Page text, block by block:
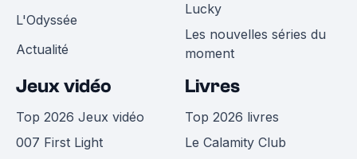
L'Odyssée
Actualité
Lucky
Les nouvelles séries du
moment
Jeux vidéo
Top 2026 Jeux vidéo
007 First Light
Livres
Top 2026 livres
Le Calamity Club